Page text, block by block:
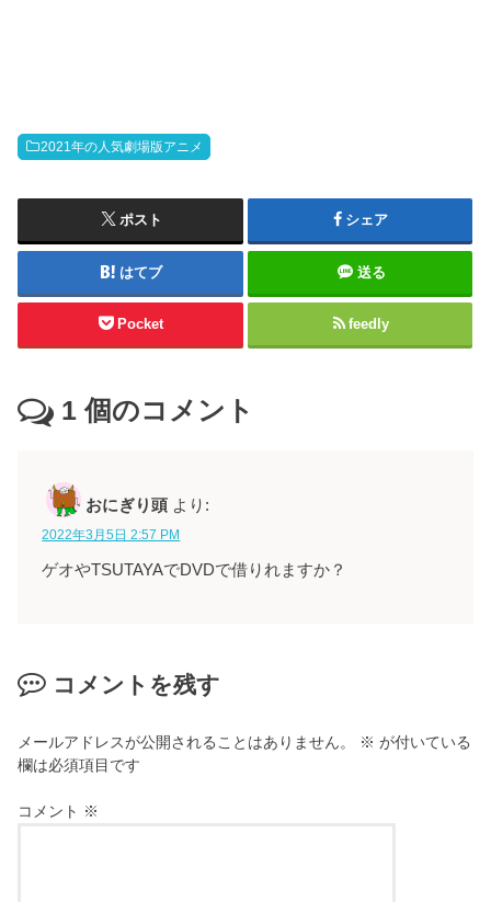
2021年の人気劇場版アニメ
ポスト シェア
はてブ 送る
Pocket feedly
1 個のコメント
おにぎり頭 より:
2022年3月5日 2:57 PM
ゲオやTSUTAYAでDVDで借りれますか？
コメントを残す
メールアドレスが公開されることはありません。 ※ が付いている
欄は必須項目です
コメント ※